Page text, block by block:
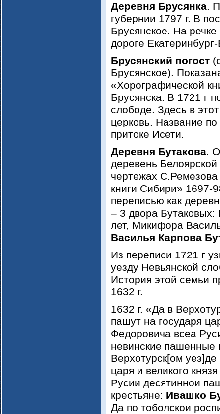
Деревня Брусянка.
губернии 1797 г. В
Брусянское. На
дороге
Брусянский погост
Брусянское).
«Хорографической
Брусянска. В 1721 г
слободе. Здесь в
церковь. Название
притоке Исети.
Деревня Бутакова.
деревень
чертежах
книги Сибири» 1697-
переписью как
– 3 двора Бутаковых:
лет, Микифора
Василья Карпова
Из переписи 1721 г
уезду Невьянской
История этой семьи
1632 г.
1632 г. «Да в
пашут на государя
Федоровича всеа
невинские пашенные
Верхотурск[ом
царя и великого
Русии десятиннои
крестьяне: Ивашко
Да по тоболскои